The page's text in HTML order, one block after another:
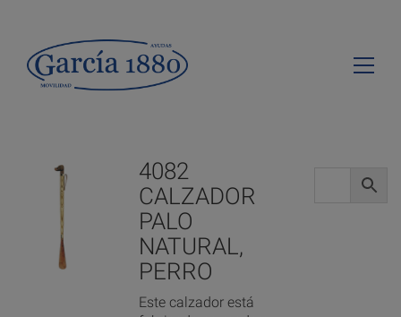
4082
CALZADOR
PALO
NATURAL,
PERRO
Este calzador está